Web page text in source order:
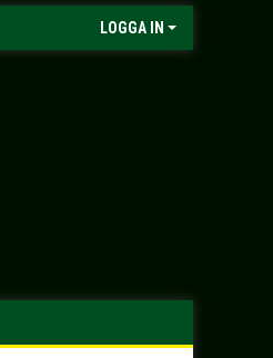
LOGGA IN